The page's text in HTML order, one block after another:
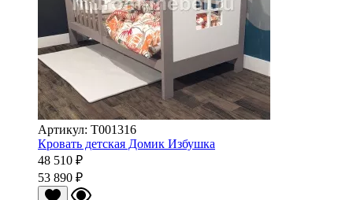
Артикул: Т001316
Кровать детская Домик Избушка
48 510 ₽
53 890 ₽